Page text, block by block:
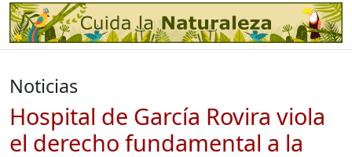
Noticias
Hospital de García Rovira viola
el derecho fundamental a la